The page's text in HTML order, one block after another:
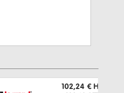
102,24 € HT